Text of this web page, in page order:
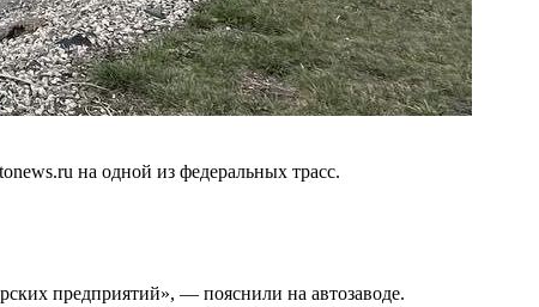
на одной из федеральных трасс.
предприятий», — пояснили на автозаводе.